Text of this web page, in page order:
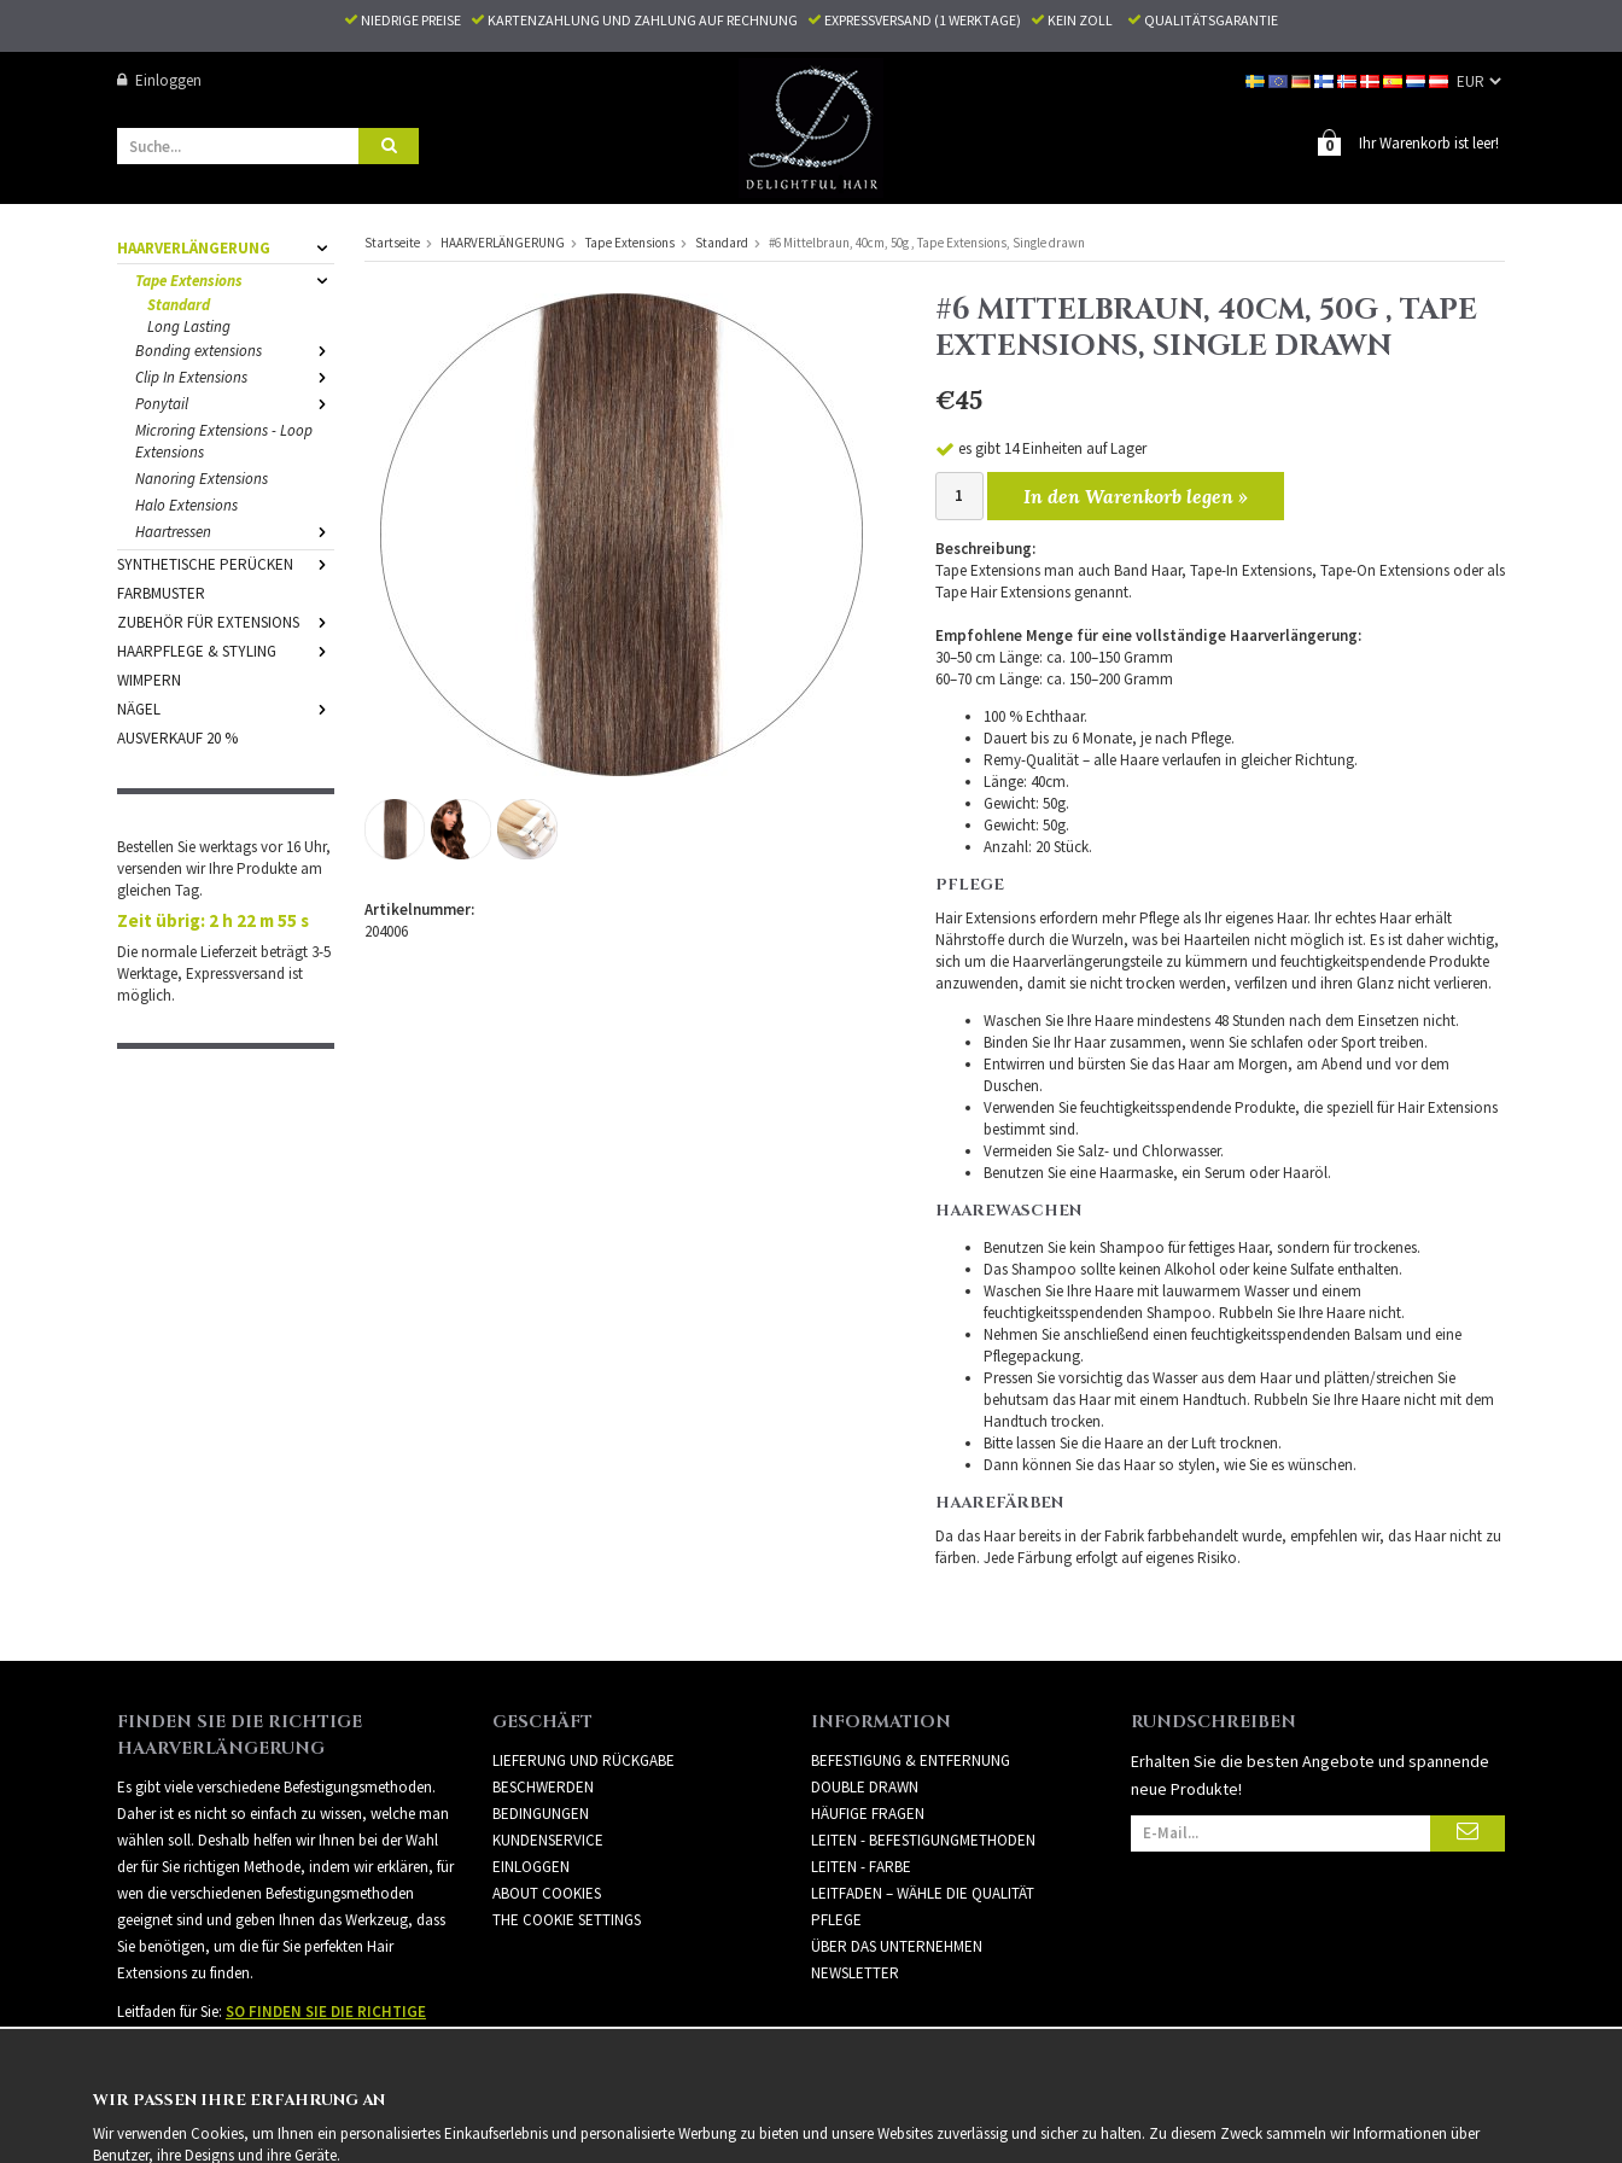
NIEDRIGE PREISE KARTENZAHLUNG UND ZAHLUNG AUF RECHNUNG EXPRESSVERSAND (1 WERKTAGE) KEIN ZOLL QUALITÄTSGARANTIE
Einloggen
Ihr Warenkorb ist leer!
0
HAARVERLÄNGERUNG
Tape Extensions
Standard
Long Lasting
Bonding extensions
Clip In Extensions
Ponytail
Microring Extensions - Loop
Extensions
Nanoring Extensions
Halo Extensions
Haartressen
SYNTHETISCHE PERÜCKEN
FARBMUSTER
ZUBEHÖR FÜR EXTENSIONS
HAARPFLEGE & STYLING
WIMPERN
NÄGEL
AUSVERKAUF 20 %
Bestellen Sie werktags vor 16 Uhr,
versenden wir Ihre Produkte am
gleichen Tag.
Zeit übrig: 2 h 22 m 55 s
Die normale Lieferzeit beträgt 3-5
Werktage, Expressversand ist
möglich.
Startseite HAARVERLÄNGERUNG Tape Extensions Standard #6 Mittelbraun, 40cm, 50g , Tape Extensions, Single drawn
#6 MITTELBRAUN, 40CM, 50G , TAPE
EXTENSIONS, SINGLE DRAWN
€45
es gibt 14 Einheiten auf Lager
In den Warenkorb legen »
Beschreibung:
Tape Extensions man auch Band Haar, Tape-In Extensions, Tape-On Extensions oder als
Tape Hair Extensions genannt.
Empfohlene Menge für eine vollständige Haarverlängerung:
30–50 cm Länge: ca. 100–150 Gramm
60–70 cm Länge: ca. 150–200 Gramm
100 % Echthaar.
Dauert bis zu 6 Monate, je nach Pflege.
Remy-Qualität – alle Haare verlaufen in gleicher Richtung.
Länge: 40cm.
Gewicht: 50g.
Gewicht: 50g.
Anzahl: 20 Stück.
PFLEGE
Hair Extensions erfordern mehr Pflege als Ihr eigenes Haar. Ihr echtes Haar erhält
Nährstoffe durch die Wurzeln, was bei Haarteilen nicht möglich ist. Es ist daher wichtig,
sich um die Haarverlängerungsteile zu kümmern und feuchtigkeitspendende Produkte
anzuwenden, damit sie nicht trocken werden, verfilzen und ihren Glanz nicht verlieren.
Waschen Sie Ihre Haare mindestens 48 Stunden nach dem Einsetzen nicht.
Binden Sie Ihr Haar zusammen, wenn Sie schlafen oder Sport treiben.
Entwirren und bürsten Sie das Haar am Morgen, am Abend und vor dem
Duschen.
Verwenden Sie feuchtigkeitsspendende Produkte, die speziell für Hair Extensions
bestimmt sind.
Vermeiden Sie Salz- und Chlorwasser.
Benutzen Sie eine Haarmaske, ein Serum oder Haaröl.
HAAREWASCHEN
Benutzen Sie kein Shampoo für fettiges Haar, sondern für trockenes.
Das Shampoo sollte keinen Alkohol oder keine Sulfate enthalten.
Waschen Sie Ihre Haare mit lauwarmem Wasser und einem
feuchtigkeitsspendenden Shampoo. Rubbeln Sie Ihre Haare nicht.
Nehmen Sie anschließend einen feuchtigkeitsspendenden Balsam und eine
Pflegepackung.
Pressen Sie vorsichtig das Wasser aus dem Haar und plätten/streichen Sie
behutsam das Haar mit einem Handtuch. Rubbeln Sie Ihre Haare nicht mit dem
Handtuch trocken.
Bitte lassen Sie die Haare an der Luft trocknen.
Dann können Sie das Haar so stylen, wie Sie es wünschen.
HAAREFÄRBEN
Da das Haar bereits in der Fabrik farbbehandelt wurde, empfehlen wir, das Haar nicht zu
färben. Jede Färbung erfolgt auf eigenes Risiko.
Artikelnummer:
204006
FINDEN SIE DIE RICHTIGE
HAARVERLÄNGERUNG
Es gibt viele verschiedene Befestigungsmethoden.
Daher ist es nicht so einfach zu wissen, welche man
wählen soll. Deshalb helfen wir Ihnen bei der Wahl
der für Sie richtigen Methode, indem wir erklären, für
wen die verschiedenen Befestigungsmethoden
geeignet sind und geben Ihnen das Werkzeug, dass
Sie benötigen, um die für Sie perfekten Hair
Extensions zu finden.
Leitfaden für Sie: SO FINDEN SIE DIE RICHTIGE
GESCHÄFT
LIEFERUNG UND RÜCKGABE
BESCHWERDEN
BEDINGUNGEN
KUNDENSERVICE
EINLOGGEN
ABOUT COOKIES
THE COOKIE SETTINGS
INFORMATION
BEFESTIGUNG & ENTFERNUNG
DOUBLE DRAWN
HÄUFIGE FRAGEN
LEITEN - BEFESTIGUNGMETHODEN
LEITEN - FARBE
LEITFADEN – WÄHLE DIE QUALITÄT
PFLEGE
ÜBER DAS UNTERNEHMEN
NEWSLETTER
RUNDSCHREIBEN
Erhalten Sie die besten Angebote und spannende
neue Produkte!
WIR PASSEN IHRE ERFAHRUNG AN
Wir verwenden Cookies, um Ihnen ein personalisiertes Einkaufserlebnis und personalisierte Werbung zu bieten und unsere Websites zuverlässig und sicher zu halten. Zu diesem Zweck sammeln wir Informationen über
Benutzer, ihre Designs und ihre Geräte.